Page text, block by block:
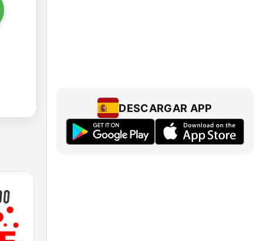
DESCARGAR APP